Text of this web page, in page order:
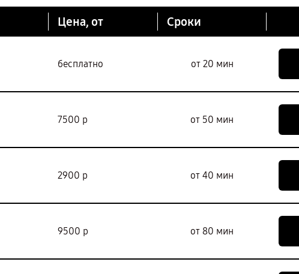
Цена, от Сроки
бесплатно от 20 мин
7500 р от 50 мин
2900 р от 40 мин
9500 р от 80 мин